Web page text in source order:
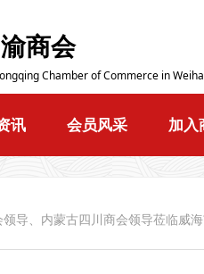
商会
Chamber of Commerce in
讯 会员风采 加入
领导、内蒙古四川商会领导莅临威